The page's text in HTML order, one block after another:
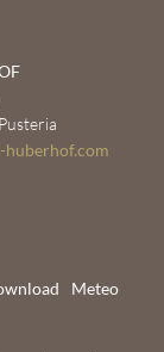
huberhof.com
Meteo